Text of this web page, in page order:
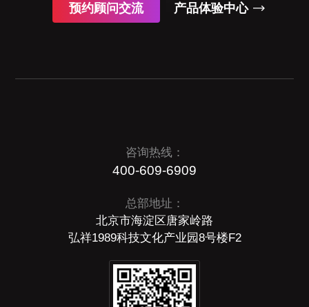
预约顾问交流 产品体验中心
咨询热线：
400-609-6909
总部地址：
北京市海淀区唐家岭路
弘祥1989科技文化产业园8号楼F2